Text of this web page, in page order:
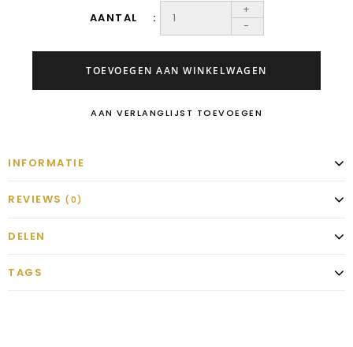
AANTAL
+
-
TOEVOEGEN AAN WINKELWAGEN
AAN VERLANGLIJST TOEVOEGEN
INFORMATIE
REVIEWS (0)
DELEN
TAGS